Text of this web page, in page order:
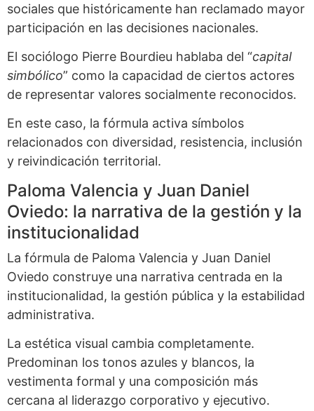
sociales que históricamente han reclamado mayor
participación en las decisiones nacionales.
El sociólogo Pierre Bourdieu hablaba del “capital
simbólico” como la capacidad de ciertos actores
de representar valores socialmente reconocidos.
En este caso, la fórmula activa símbolos
relacionados con diversidad, resistencia, inclusión
y reivindicación territorial.
Paloma Valencia y Juan Daniel
Oviedo: la narrativa de la gestión y la
institucionalidad
La fórmula de Paloma Valencia y Juan Daniel
Oviedo construye una narrativa centrada en la
institucionalidad, la gestión pública y la estabilidad
administrativa.
La estética visual cambia completamente.
Predominan los tonos azules y blancos, la
vestimenta formal y una composición más
cercana al liderazgo corporativo y ejecutivo.